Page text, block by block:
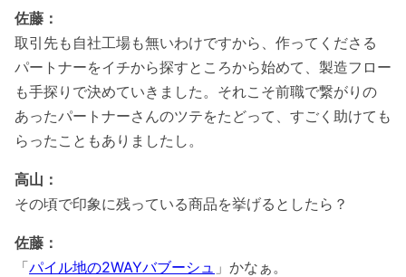
佐藤：
取引先も自社工場も無いわけですから、作ってくださる
パートナーをイチから探すところから始めて、製造フロー
も手探りで決めていきました。それこそ前職で繋がりの
あったパートナーさんのツテをたどって、すごく助けても
らったこともありましたし。
高山：
その頃で印象に残っている商品を挙げるとしたら？
佐藤：
「パイル地の2WAYバブーシュ 」かなぁ。